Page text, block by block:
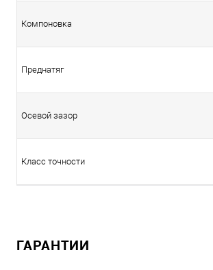
Компоновка
Преднатяг
Осевой зазор
Класс точности
ГАРАНТИИ